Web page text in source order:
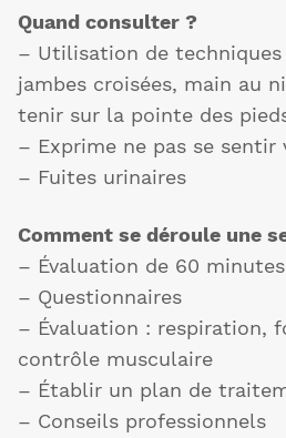
Quand consulter ?
– Utilisation de
jambes croisées, main au
tenir sur la pointe des
– Exprime ne pas se sentir
– Fuites urinaires
Comment se déroule une
– Évaluation de 60 minutes
– Questionnaires
– Évaluation : respiration,
contrôle musculaire
– Établir un plan de
– Conseils professionnels